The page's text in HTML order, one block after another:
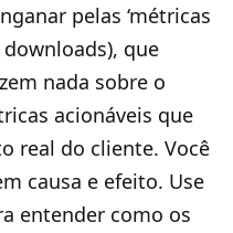
pelas ‘métricas
que
nada sobre o
acionáveis que
real do cliente. Você
causa e efeito. Use
entender como os